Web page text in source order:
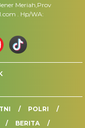
Meriah,Prov
. Hp/WA:
TNI
POLRI
BERITA